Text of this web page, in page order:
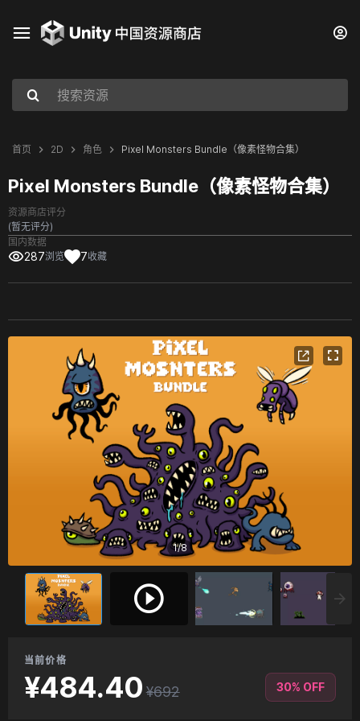
首页 2D 角色 Pixel Monsters Bundle（像素怪物合集）
Pixel Monsters Bundle（像素怪物合集）
资源商店评分
(暂无评分)
国内数据
287浏览 7收藏
1/8
当前价格
¥484.40 ¥692 30% OFF